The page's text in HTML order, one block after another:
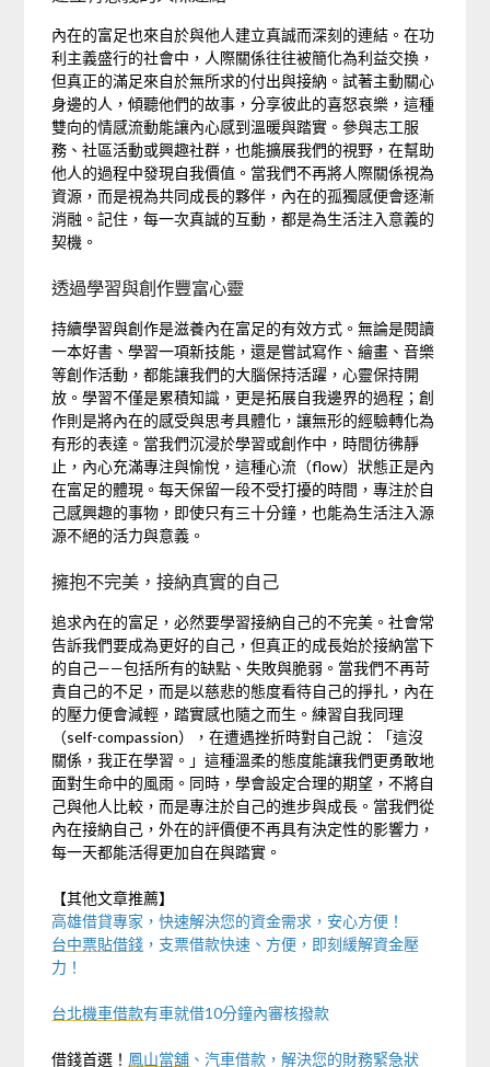
內在的富足也來自於與他人建立真誠而深刻的連結。在功
利主義盛行的社會中，人際關係往往被簡化為利益交換，
但真正的滿足來自於無所求的付出與接納。試著主動關心
身邊的人，傾聽他們的故事，分享彼此的喜怒哀樂，這種
雙向的情感流動能讓內心感到溫暖與踏實。參與志工服
務、社區活動或興趣社群，也能擴展我們的視野，在幫助
他人的過程中發現自我價值。當我們不再將人際關係視為
資源，而是視為共同成長的夥伴，內在的孤獨感便會逐漸
消融。記住，每一次真誠的互動，都是為生活注入意義的
契機。
透過學習與創作豐富心靈
持續學習與創作是滋養內在富足的有效方式。無論是閱讀
一本好書、學習一項新技能，還是嘗試寫作、繪畫、音樂
等創作活動，都能讓我們的大腦保持活躍，心靈保持開
放。學習不僅是累積知識，更是拓展自我邊界的過程；創
作則是將內在的感受與思考具體化，讓無形的經驗轉化為
有形的表達。當我們沉浸於學習或創作中，時間彷彿靜
止，內心充滿專注與愉悅，這種心流（flow）狀態正是內
在富足的體現。每天保留一段不受打擾的時間，專注於自
己感興趣的事物，即使只有三十分鐘，也能為生活注入源
源不絕的活力與意義。
擁抱不完美，接納真實的自己
追求內在的富足，必然要學習接納自己的不完美。社會常
告訴我們要成為更好的自己，但真正的成長始於接納當下
的自己——包括所有的缺點、失敗與脆弱。當我們不再苛
責自己的不足，而是以慈悲的態度看待自己的掙扎，內在
的壓力便會減輕，踏實感也隨之而生。練習自我同理
（self-compassion），在遭遇挫折時對自己說：「這沒
關係，我正在學習。」這種溫柔的態度能讓我們更勇敢地
面對生命中的風雨。同時，學會設定合理的期望，不將自
己與他人比較，而是專注於自己的進步與成長。當我們從
內在接納自己，外在的評價便不再具有決定性的影響力，
每一天都能活得更加自在與踏實。
【其他文章推薦】
高雄借貸專家，快速解決您的資金需求，安心方便！
台中票貼借錢 ，支票借款快速、方便，即刻緩解資金壓
力！
台北機車借款有車就借10分鐘內審核撥款
借錢首選！ 鳳山當舖 、汽車借款，解決您的財務緊急狀